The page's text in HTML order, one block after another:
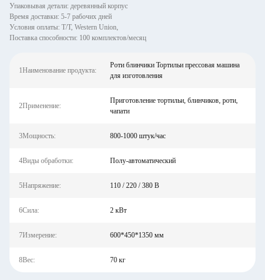
Упаковывая детали: деревянный корпус
Время доставки: 5-7 рабочих дней
Условия оплаты: T/T, Western Union,
Поставка способности: 100 комплектов/месяц
1Наименование продукта:
Роти блинчики Тортильи прессовая машина
для изготовления
2Применение:
Приготовление тортильи, блинчиков, роти,
чапати
3Мощность: 800-1000 штук/час
4Виды обработки: Полу-автоматический
5Напряжение: 110 / 220 / 380 В
6Сила: 2 кВт
7Измерение: 600*450*1350 мм
8Вес: 70 кг